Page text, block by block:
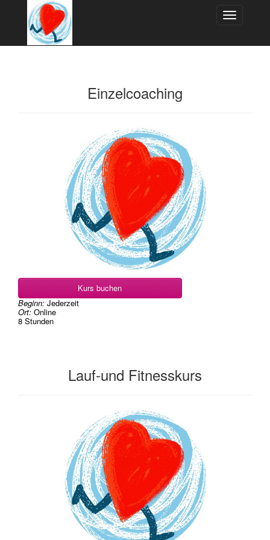
Toggle
Einzelcoaching
Kurs buchen
Beginn: Jederzeit
Ort: Online
8 Stunden
Lauf-und Fitnesskurs